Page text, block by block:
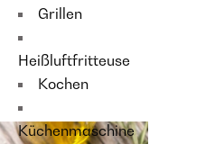
Grillen
Heißluftfritteuse
Kochen
Küchenmaschine